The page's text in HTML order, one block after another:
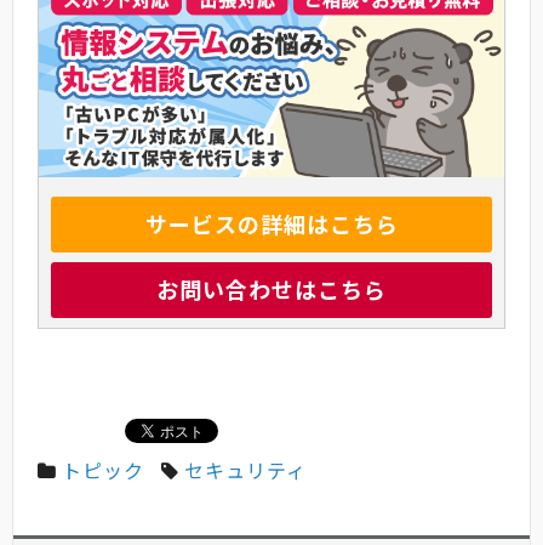
サービスの詳細はこちら
お問い合わせはこちら
トピック セキュリティ